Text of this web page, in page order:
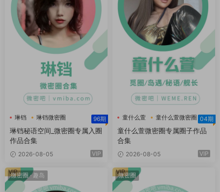
琳铛
琳铛微密圈
琳铛秘语空间
96期
琳铛秘语空间_微密圈专属入圈
作品合集
2026-08-05 VIP
童什么萱 童什么萱微密圈 04期
童什么萱微密圈专属圈子作品
合集
2026-08-05 VIP
微密圈·趣岛
VIP 微密圈
VIP